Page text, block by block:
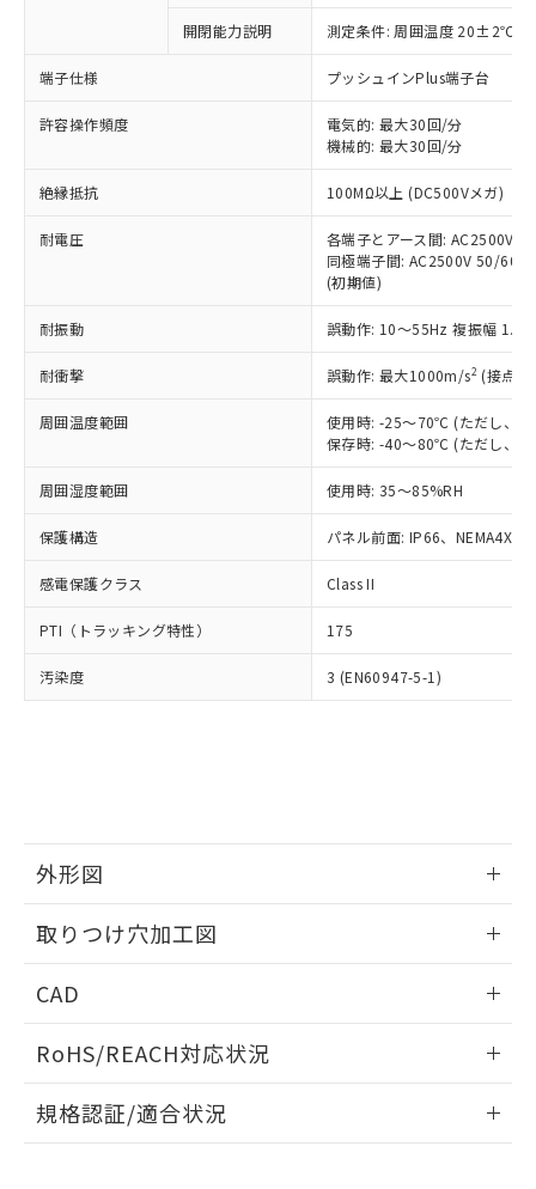
開閉能力説明 測定条件: 周囲温度 20±2℃、
端子仕様 プッシュインPlus端子台
許容操作頻度
電気的: 最大30回/分
機械的: 最大30回/分
絶縁抵抗 100MΩ以上 (DC500Vメガ)
耐電圧
各端子とアース間: AC2500V
同極端子間: AC2500V 50/
(初期値)
耐振動 誤動作: 10～55Hz 複振幅
耐衝撃 誤動作: 最大1000m/s2 (接点
周囲温度範囲
使用時: -25～70℃ (ただし、氷
保存時: -40～80℃ (ただし、氷
周囲湿度範囲 使用時: 35～85%RH
保護構造 パネル前面: IP66、NEMA4X,
感電保護クラス Class II
PTI（トラッキング特性） 175
汚染度 3 (EN60947-5-1)
外形図
取りつけ穴加工図
CAD
ドすることができます。
ログイン/会員登録
RoHS/REACH対応状況
EU RoHS 注意事項・凡例
規格認証/適合状況
以下の条件をお読みいただき、同意のうえ
ご利用ください。
本サービスは、当社制御機器事業取扱
商品の当社在庫状況および標準価格
当社制御機器事業取扱商品の中には、
本サービスの対象外となる商品もある
ことをご了承ください。
在庫状況および標準価格照会結果は、
記載している更新日時点での社内デー
タに基づき作成されるものであり、閲
覧された時点での実際の在庫および標
準価格とは異なる場合があることをご
正式な納期状況および標準価格はお客
様のお取引先、またはお客様担当のオ
ムロン制御機器販売店・当社販売員に
オムロン制御機器販売店や当社販売拠
販売ネットワーク
」をご確認
ください。
在庫状況および標準価格結果を当社の
事前の承諾なく第三者に漏洩または開
マイパーツ機能（部品リスト作成サー
および当社の共同利用者が、当社の製
※当社の共同利用者とは、
の共同利用に関して"
の「1.共同利
対応予定なし：EU RoHS指令（10物質）の
非含有に非対応の商品で、対応品を出す予
定はありません。
調査・確認中：EU RoHS指令（10物質）の
非含有の対応状況を調査中または確認中の
非該当品：ライセンス料など無形物で、有
害物質有無と関係のない商品です。
いたものが、含有品と判明した場合などや
むを得ず変更することがあります。
六価クロム(Cr(Ⅵ)) 1000ppm以下、ポリ臭化ビフェニル
類(PBB) 1000ppm以下、ポリ臭化ジフェニルエーテル類
(PBDE) 1000ppm以下、フタル酸ビス(2-エチルヘキシ
ル) (DEHP)(別名：DOP) 1000ppm以下、フタル酸ブチ
ルベンジル（BBP） 1000ppm以下、フタル酸ジブチル
（DBP） 1000ppm以下、フタル酸ジイソブチル
(DIBP) 1000ppm以下
フタル酸エステル類の４物質については閾値を超える意
図的な使用がないことを確認しています。
※2 対応予定月
部品在庫の切り替え状況などにより、予定
月が前後することがあります。
とができます。
EU RoHS指令（10物質）の非含有証明書
ものではありません。
また、RoHS指令のフタル酸エステル類４
物質の対応では、対応完了までの期間は出
荷製品に未対応品が混在することから備考
欄に対応日を記載しておりました。
※1 中国RoHS○×表
「○」：最大均質材料含有率が中国RoHSの
基準値以下であることを示します。
「×」：最大均質材料含有率が中国RoHSの
基準値を超えていることを示します。
「－」：未確認です。当社販売部門へお問
*中国RoHS10物質の基準値 (GB/T26572)：
Pb(鉛) :1000ppm、 Hg(水銀) : 1000ppm、 Cd(カドミウ
Cr(Ⅵ)(六価クロム) : 1000ppm、 PBBs(ポリ臭化ビフェ
ニル類) : 1000ppm、 PBDEs(ポリ臭化ジフェニルエーテ
DBP(フタル酸ジブチル) : 1000ppm、 DIBP(フタル酸ジ
イソブチル) : 1000ppm、 BBP(フタル酸ブチルベンジ
ル) : 1000ppm、
DEHP(フタル酸ビス(2-エチルヘキシル)) : 1000ppm
※2 環境保護使用期限
「ｅ」：有害物質（10物質）のすべてが基
準値以下であることを示します。
「10」：通常の使用状況下において有害物
質が外部に漏えいし、環境に深刻な影響を
当社は、これら貴社製品のうち、外国
為替および外国貿易法に定める商品
（以下｢規制貨物等」という）を輸出
または国外への提供する場合は、日本
国政府の輸出許可(または役務取引許
可)を取得するなどの必要な手続きを
当社は規制貨物を破棄する場合は、完
全に破砕するなど、違法に輸出されな
いよう必要な手段を講じます。
ル、化学兵器、生物兵器またはその他
武器並びにこれらの製造装置等に一切
使用いたしません。
当社は、貴社製品を第三者に販売する
場合は、上記1、2および3の内容を当
該第三者に通知します。また当社は、
販売先および販売に係わる関係者が違
法に輸出するおそれがある場合は、取
○ 一定数以上の在庫あり
一定数には満たないが在庫あり
在庫なし(最新の在庫状況につ
いては、お客様のお取引先、ま
たはお客様担当のオムロン制御
機器販売店・当社販売員にご確
認ください)
受注生産機種、また在庫状況の